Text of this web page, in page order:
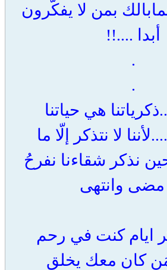
بمن لا يفكّرون
أبدا ....!!
.
.
هي حياتنا
لا نتذكر إلّا ما
نذكر شقاءنا نفرحُ
مضى وانتهى
ايام كنت في رحم
كان معك يخلق